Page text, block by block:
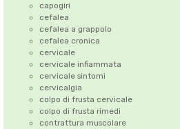
capogiri
cefalea
cefalea a grappolo
cefalea cronica
cervicale
cervicale infiammata
cervicale sintomi
cervicalgia
colpo di frusta cervicale
colpo di frusta rimedi
contrattura muscolare